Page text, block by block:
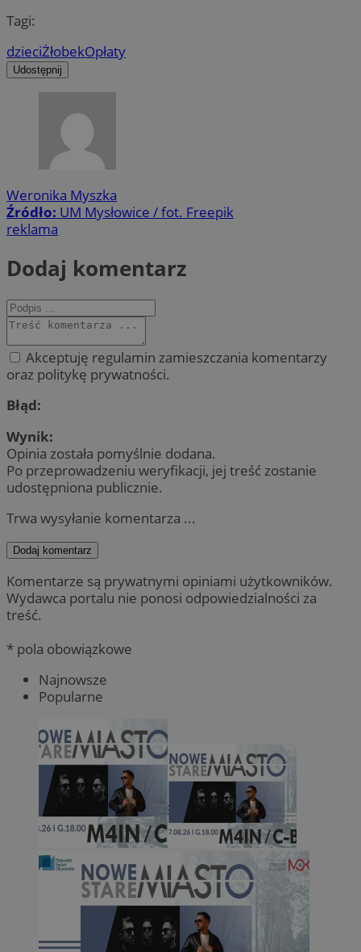
Tagi:
dzieciŻłobekOpłaty
Udostępnij
Weronika Myszka
Źródło: UM Mysłowice / fot. Freepik
reklama
Dodaj komentarz
Akceptuję regulamin zamieszczania komentarzy
oraz politykę prywatności.
Błąd:
Wynik:
Opinia została pomyślnie dodana.
Po przeprowadzeniu weryfikacji, jej treść zostanie
udostępniona publicznie.
Trwa wysyłanie komentarza ...
Dodaj komentarz
Komentarze są prywatnymi opiniami użytkowników.
Wydawca portalu nie ponosi odpowiedzialności za
treść.
* pola obowiązkowe
Najnowsze
Popularne